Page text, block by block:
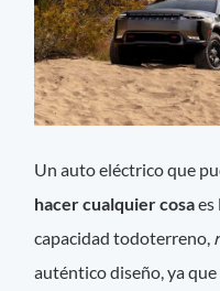
Un auto eléctrico que
hacer cualquier cosaes
capacidad todoterreno,
auténtico diseño, ya